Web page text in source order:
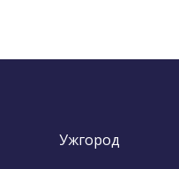
Ужгород